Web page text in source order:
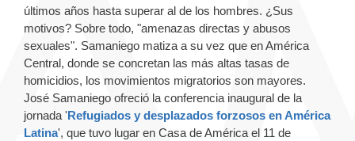
últimos años hasta superar al de los hombres. ¿Sus
motivos? Sobre todo, "amenazas directas y abusos
sexuales". Samaniego matiza a su vez que en América
Central, donde se concretan las más altas tasas de
homicidios, los movimientos migratorios son mayores.
José Samaniego ofreció la conferencia inaugural de la
jornada 'Refugiados y desplazados forzosos en América
Latina', que tuvo lugar en Casa de América el 11 de